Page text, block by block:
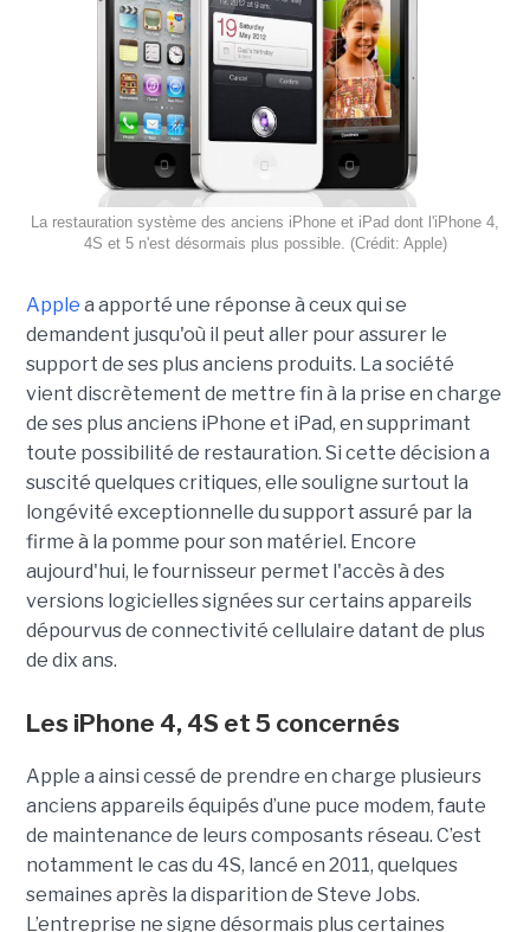
La restauration système des anciens iPhone et iPad dont l'iPhone 4,
4S et 5 n'est désormais plus possible. (Crédit: Apple)
Apple a apporté une réponse à ceux qui se
demandent jusqu'où il peut aller pour assurer le
support de ses plus anciens produits. La société
vient discrètement de mettre fin à la prise en charge
de ses plus anciens iPhone et iPad, en supprimant
toute possibilité de restauration. Si cette décision a
suscité quelques critiques, elle souligne surtout la
longévité exceptionnelle du support assuré par la
firme à la pomme pour son matériel. Encore
aujourd'hui, le fournisseur permet l'accès à des
versions logicielles signées sur certains appareils
dépourvus de connectivité cellulaire datant de plus
de dix ans.
Les iPhone 4, 4S et 5 concernés
Apple a ainsi cessé de prendre en charge plusieurs
anciens appareils équipés d’une puce modem, faute
de maintenance de leurs composants réseau. C’est
notamment le cas du 4S, lancé en 2011, quelques
semaines après la disparition de Steve Jobs.
L’entreprise ne signe désormais plus certaines